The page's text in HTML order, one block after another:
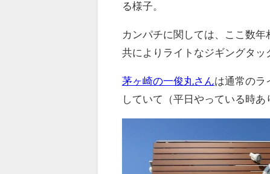
る様子。
カンパチに関しては、ここ数
共によりライトなジギングタ
茅ヶ崎の一俊丸さんは通常のラ
していて（平日やっている時あ